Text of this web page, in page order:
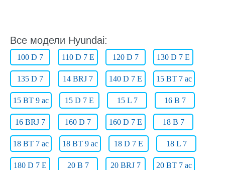
Все модели Hyundai:
100 D 7 110 D 7 E 120 D 7 130 D 7 E
135 D 7 14 BRJ 7 140 D 7 E 15 BT 7 ac
15 BT 9 ac 15 D 7 E 15 L 7 16 B 7
16 BRJ 7 160 D 7 160 D 7 E 18 B 7
18 BT 7 ac 18 BT 9 ac 18 D 7 E 18 L 7
180 D 7 E 20 B 7 20 BRJ 7 20 BT 7 ac